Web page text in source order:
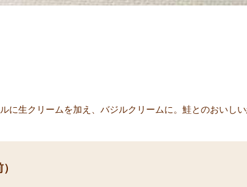
に生クリームを加え、バジルクリームに。鮭とのおいし